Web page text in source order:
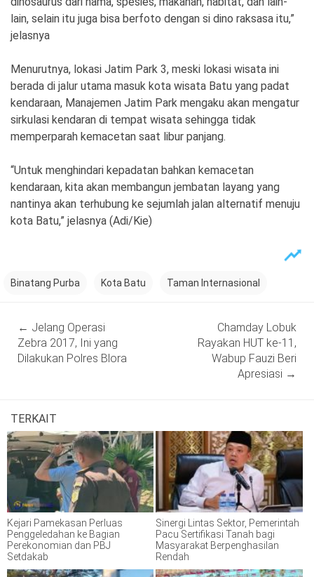
lain, selain itu juga bisa berfoto dengan si dino raksasa itu,”
jelasnya
Menurutnya, lokasi Jatim Park 3, meski lokasi wisata ini
berada di jalur utama masuk kota wisata Batu yang padat
kendaraan, Manajemen Jatim Park mengaku akan mengatur
sirkulasi kendaran di tempat wisata sehingga tidak
memperparah kemacetan saat libur panjang.
“Untuk menghindari kepadatan bahkan kemacetan
kendaraan, kita akan membangun jembatan layang yang
nantinya akan terhubung ke sejumlah jalan alternatif menuju
kota Batu,” jelasnya (Adi/Kie)
Binatang Purba Kota Batu Taman Internasional
navigation
← Jelang Operasi
Zebra 2017, Ini yang
Dilakukan Polres Blora
Chamday Lobuk
Rayakan HUT ke-11,
Wabup Fauzi Beri
Apresiasi →
TERKAIT
Kejari Pamekasan Perluas
Penggeledahan ke Bagian
Perekonomian dan PBJ
Setdakab
Sinergi Lintas Sektor, Pemerintah
Pacu Sertifikasi Tanah bagi
Masyarakat Berpenghasilan
Rendah